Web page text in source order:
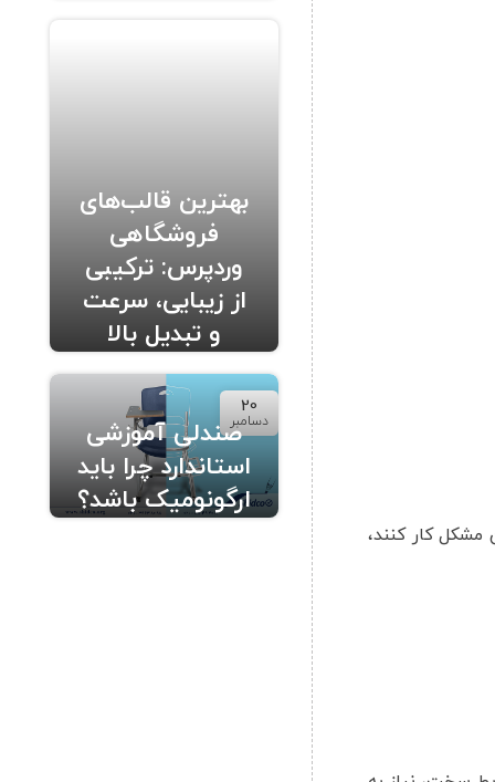
مشکل کار کنند،
بهترین قالب‌های
فروشگاهی
وردپرس: ترکیبی
از زیبایی، سرعت
و تبدیل بالا
20
دسامبرصندلی آموزشی
استاندارد چرا باید
ارگونومیک باشد؟